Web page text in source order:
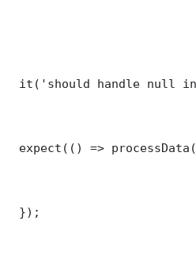
it('should handle null
expect(() =>
});